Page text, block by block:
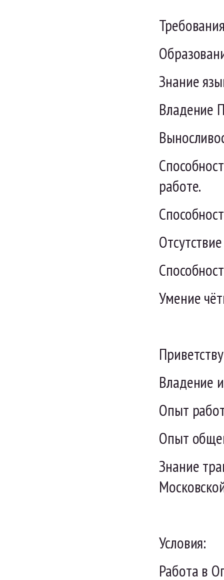
Знание
Владение
работе.
Умение
Владение
Опыт
Опыт
Знание
Условия:
Работа в